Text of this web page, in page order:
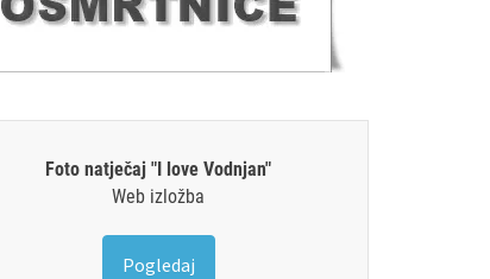
Foto natječaj "I love Vodnjan"
Web izložba
Pogledaj